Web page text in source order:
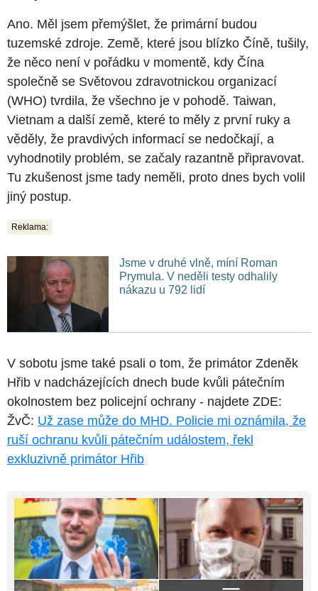
Ano. Měl jsem přemýšlet, že primární budou
tuzemské zdroje. Země, které jsou blízko Číně, tušily,
že něco není v pořádku v momentě, kdy Čína
společně se Světovou zdravotnickou organizací
(WHO) tvrdila, že všechno je v pohodě. Taiwan,
Vietnam a další země, které to měly z první ruky a
věděly, že pravdivých informací se nedočkají, a
vyhodnotily problém, se začaly razantně připravovat.
Tu zkušenost jsme tady neměli, proto dnes bych volil
jiný postup.
Reklama:
Jsme v druhé vlně, míní Roman
Prymula. V neděli testy odhalily
nákazu u 792 lidí
V sobotu jsme také psali o tom, že primátor Zdeněk
Hřib v nadcházejících dnech bude kvůli pátečním
okolnostem bez policejní ochrany - najdete ZDE:
ŽvČ: Už zase může do MHD. Policie mi oznámila, že
ruší ochranu kvůli pátečním událostem, řekl
exkluzivně primátor Hřib